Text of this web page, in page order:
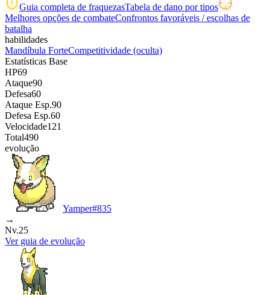
Guia completa de fraquezasTabela de dano por tipos
Melhores opções de combateConfrontos favoráveis / escolhas de
batalha
habilidades
Mandíbula ForteCompetitividade (oculta)
Estatísticas Base
HP69
Ataque90
Defesa60
Ataque Esp.90
Defesa Esp.60
Velocidade121
Total490
evolução
Yamper#835
→
Nv.25
Ver guia de evolução